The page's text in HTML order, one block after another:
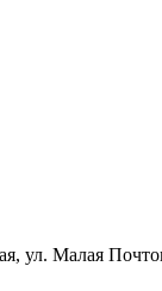
ул. Малая